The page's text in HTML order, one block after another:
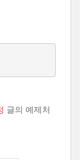
글의 예제처